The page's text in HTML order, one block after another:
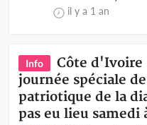
il y a 1 an
Info
Côte d'Ivoire
journée spéciale
patriotique de la
pas eu lieu samedi